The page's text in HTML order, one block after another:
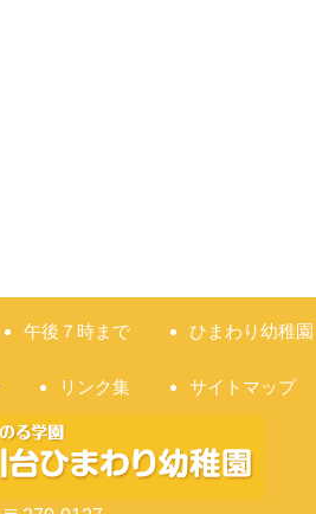
午後７時まで ひまわり幼稚園
リンク集 サイトマップ